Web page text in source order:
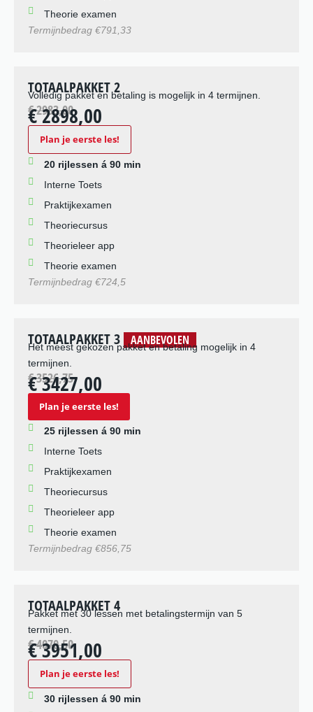
Theorie examen
Termijnbedrag €791,33
TOTAALPAKKET 2
Volledig pakket en betaling is mogelijk in 4 termijnen.
€ 2983,00
€ 2898,00
Plan je eerste les!
20 rijlessen á 90 min
Interne Toets
Praktijkexamen
Theoriecursus
Theorieleer app
Theorie examen
Termijnbedrag €724,5
TOTAALPAKKET 3 AANBEVOLEN
Het meest gekozen pakket en betaling mogelijk in 4
termijnen.
€ 3526,75
€ 3427,00
Plan je eerste les!
25 rijlessen á 90 min
Interne Toets
Praktijkexamen
Theoriecursus
Theorieleer app
Theorie examen
Termijnbedrag €856,75
TOTAALPAKKET 4
Pakket met 30 lessen met betalingstermijn van 5
termijnen.
€ 4070,50
€ 3951,00
Plan je eerste les!
30 rijlessen á 90 min